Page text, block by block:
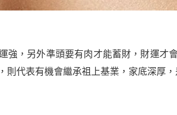
強，另外準頭要有肉才能蓄財，財運才
則代表有機會繼承祖上基業，家底深厚，